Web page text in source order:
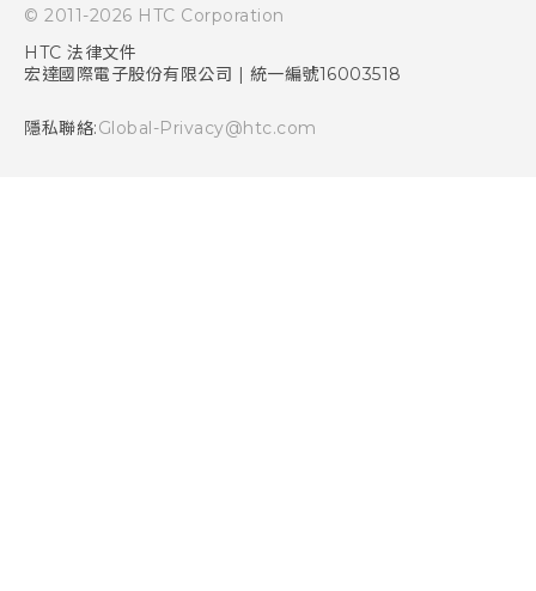
隱私權政策
產品安全性
Security and Privacy Whitepaper
© 2011-2026 HTC Corporation
HTC 法律文件
宏達國際電子股份有限公司 | 統一編號16003518
隱私聯絡:Global-Privacy@htc.com